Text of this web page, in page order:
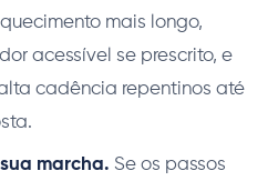
mais longo,
acessível se prescrito, e
cadência repentinos até
marcha. Se os passos